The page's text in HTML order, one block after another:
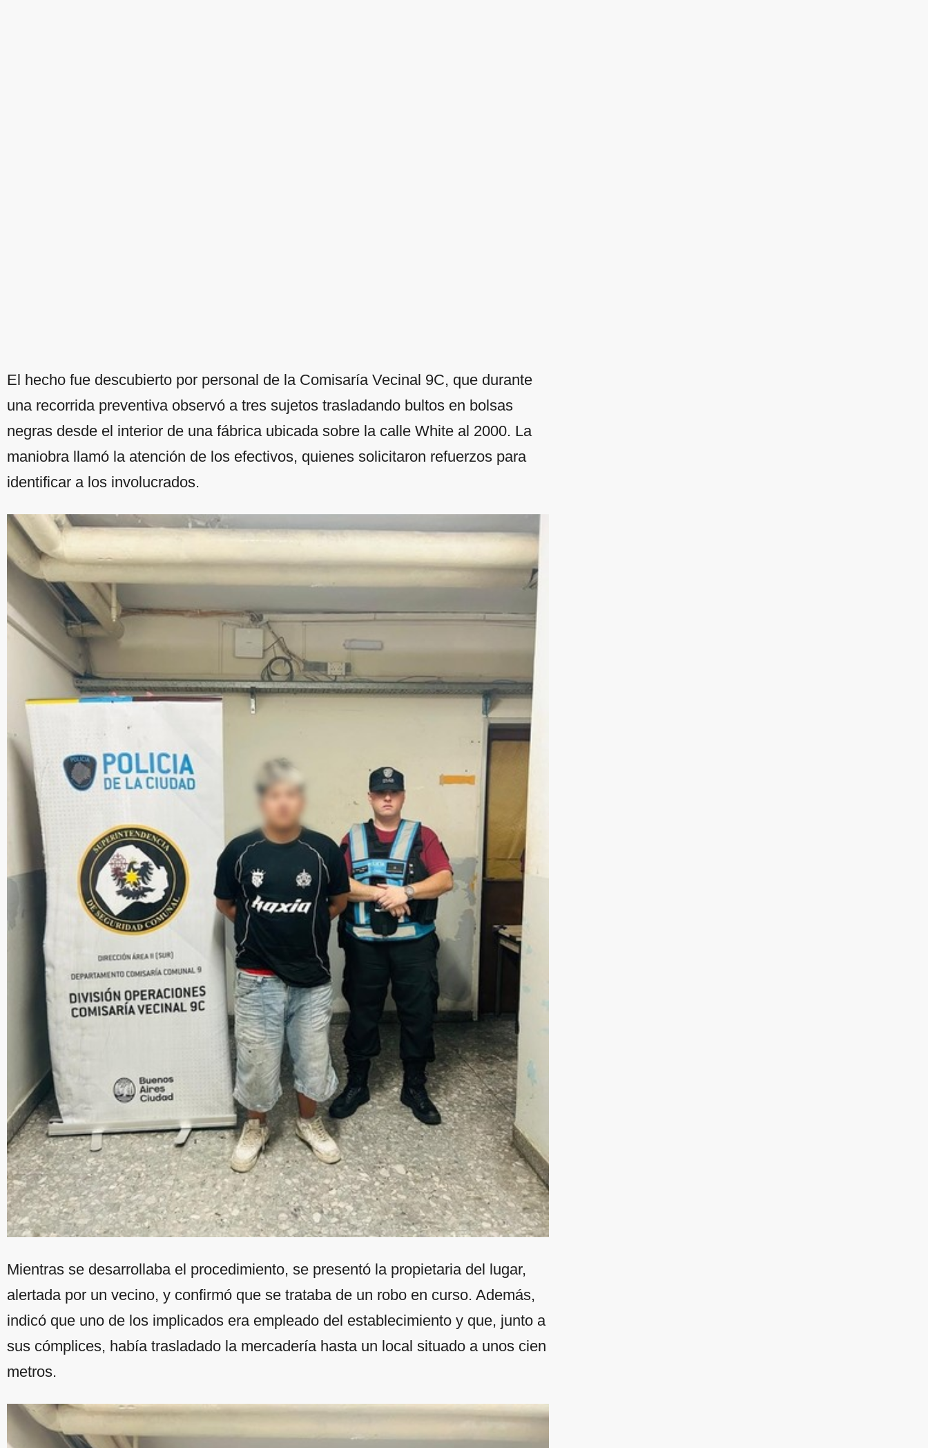
El hecho fue descubierto por personal de la Comisaría Vecinal 9C, que durante
una recorrida preventiva observó a tres sujetos trasladando bultos en bolsas
negras desde el interior de una fábrica ubicada sobre la calle White al 2000. La
maniobra llamó la atención de los efectivos, quienes solicitaron refuerzos para
identificar a los involucrados.
Mientras se desarrollaba el procedimiento, se presentó la propietaria del lugar,
alertada por un vecino, y confirmó que se trataba de un robo en curso. Además,
indicó que uno de los implicados era empleado del establecimiento y que, junto a
sus cómplices, había trasladado la mercadería hasta un local situado a unos cien
metros.